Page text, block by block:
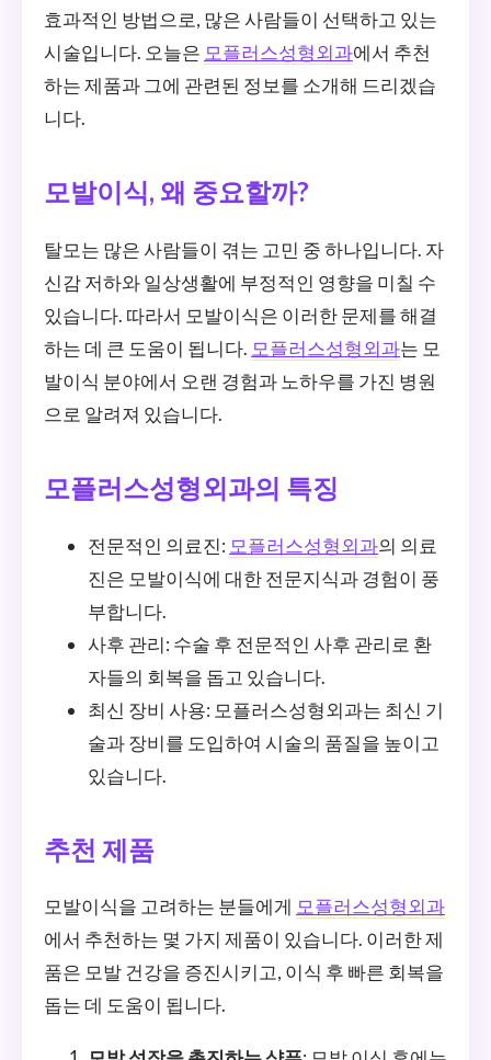
효과적인 방법으로, 많은 사람들이 선택하고 있는
시술입니다. 오늘은 모플러스성형외과에서 추천
하는 제품과 그에 관련된 정보를 소개해 드리겠습
니다.
모발이식, 왜 중요할까?
탈모는 많은 사람들이 겪는 고민 중 하나입니다. 자
신감 저하와 일상생활에 부정적인 영향을 미칠 수
있습니다. 따라서 모발이식은 이러한 문제를 해결
하는 데 큰 도움이 됩니다. 모플러스성형외과는 모
발이식 분야에서 오랜 경험과 노하우를 가진 병원
으로 알려져 있습니다.
모플러스성형외과의 특징
전문적인 의료진: 모플러스성형외과의 의료
진은 모발이식에 대한 전문지식과 경험이 풍
부합니다.
사후 관리: 수술 후 전문적인 사후 관리로 환
자들의 회복을 돕고 있습니다.
최신 장비 사용: 모플러스성형외과는 최신 기
술과 장비를 도입하여 시술의 품질을 높이고
있습니다.
추천 제품
모발이식을 고려하는 분들에게 모플러스성형외과
에서 추천하는 몇 가지 제품이 있습니다. 이러한 제
품은 모발 건강을 증진시키고, 이식 후 빠른 회복을
돕는 데 도움이 됩니다.